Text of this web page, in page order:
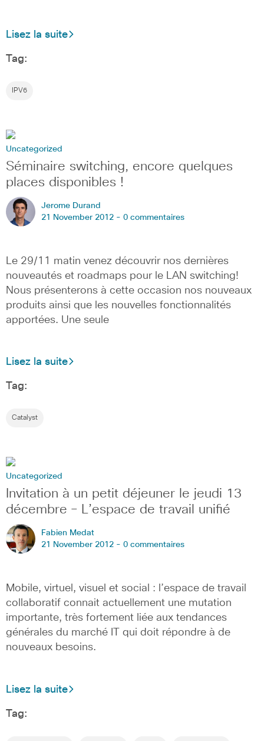
Lisez la suite
Tag:
IPV6
Uncategorized
Séminaire switching, encore quelques
places disponibles !
Jerome Durand
21 November 2012 - 0 commentaires
Le 29/11 matin venez découvrir nos dernières
nouveautés et roadmaps pour le LAN switching!
Nous présenterons à cette occasion nos nouveaux
produits ainsi que les nouvelles fonctionnalités
apportées. Une seule
Lisez la suite
Tag:
Catalyst
Uncategorized
Invitation à un petit déjeuner le jeudi 13
décembre – L’espace de travail unifié
Fabien Medat
21 November 2012 - 0 commentaires
Mobile, virtuel, visuel et social : l’espace de travail
collaboratif connait actuellement une mutation
importante, très fortement liée aux tendances
générales du marché IT qui doit répondre à de
nouveaux besoins.
Lisez la suite
Tag: